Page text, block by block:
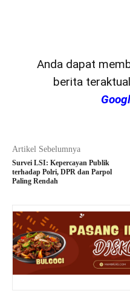
Anda dapat
berita
Artikel Sebelumnya
Survei LSI: Kepercayan Publik
terhadap Polri, DPR dan Parpol
Paling Rendah